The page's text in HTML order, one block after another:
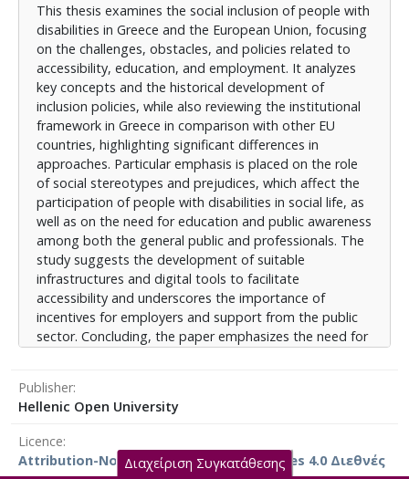
από τον δημόσιο τομέα. Καταλήγοντας, η εργασία
υπογραμμίζει την ανάγκη για εναρμόνιση των
ευρωπαϊκών προτύπων προσβασιμότητας και για
συντονισμένες δράσεις που θα διασφαλίζουν
ισότιμη συμμετοχή και πρόσβαση των ατόμων με
αναπηρία στην εκπαίδευση, την εργασία και την
κοινωνική ζωή.
This thesis examines the social inclusion of people with
disabilities in Greece and the European Union, focusing
on the challenges, obstacles, and policies related to
accessibility, education, and employment. It analyzes
key concepts and the historical development of
inclusion policies, while also reviewing the institutional
framework in Greece in comparison with other EU
countries, highlighting significant differences in
approaches. Particular emphasis is placed on the role
of social stereotypes and prejudices, which affect the
participation of people with disabilities in social life, as
well as on the need for education and public awareness
among both the general public and professionals. The
study suggests the development of suitable
infrastructures and digital tools to facilitate
accessibility and underscores the importance of
incentives for employers and support from the public
sector. Concluding, the paper emphasizes the need for
access for people with disabilities in education,
employment, and social life.
Publisher
Hellenic Open University
Licence
Attribution-NonCommercial-NoDerivatives 4.0 Διεθνές
Διαχείριση Συγκατάθεσης